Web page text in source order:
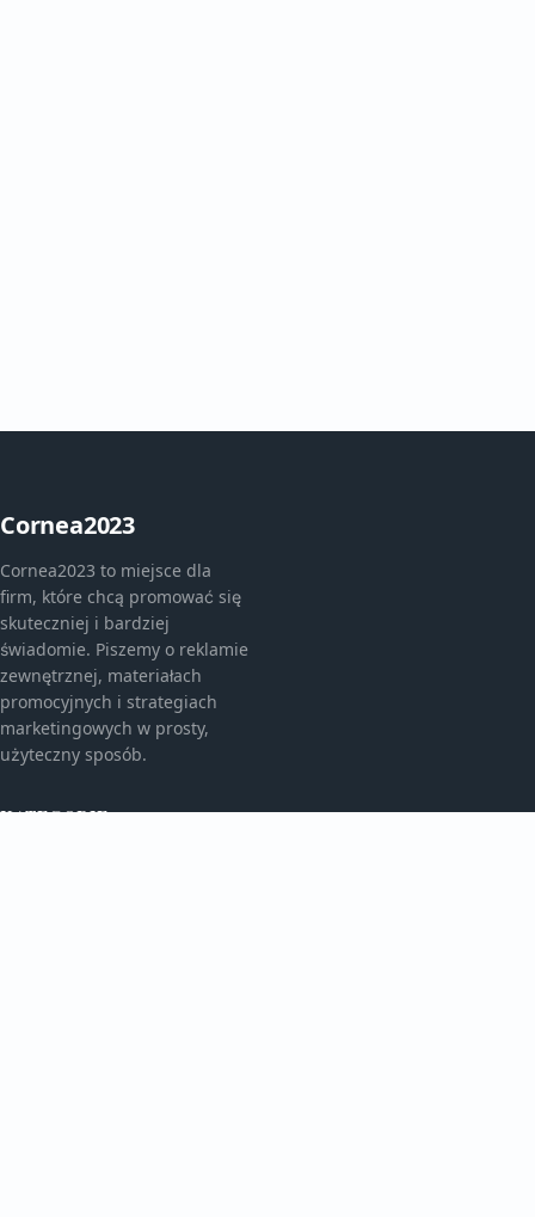
Cornea2023
Cornea2023 to miejsce dla
firm, które chcą promować się
skuteczniej i bardziej
świadomie. Piszemy o reklamie
zewnętrznej, materiałach
promocyjnych i strategiach
marketingowych w prosty,
użyteczny sposób.
KATEGORIE